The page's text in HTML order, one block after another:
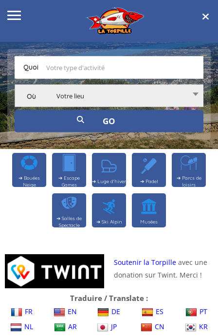
Quoi
Où Votre lieu
➔ Bouées
Neige
➔ Escape
Games
➔ Luge d'hiver ➔ Padel
➔ Parcs de
loisirs
➔ Salles de
Spectacle
➔ Ski Alpin Musées
Soutenir la Torpille avec une
donation sur Twint. Merci !
Traduire / Translate :
FR EN DE ES
PT
NL
AR JP CN KR